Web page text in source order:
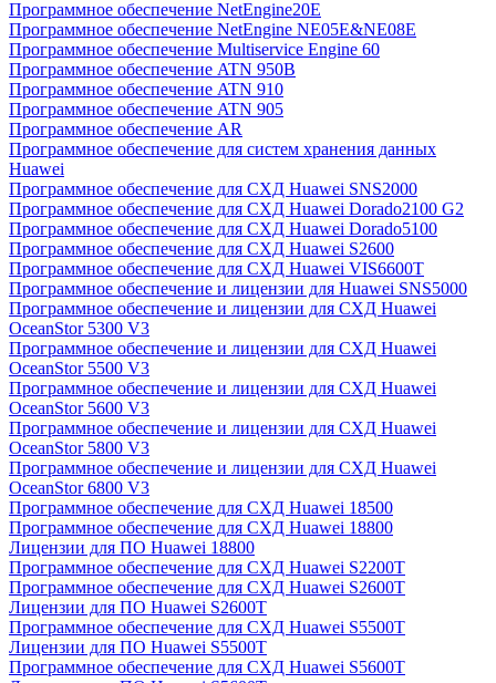
Программное обеспечение NetEngine20E
Программное обеспечение NetEngine NE05E&NE08E
Программное обеспечение Multiservice Engine 60
Программное обеспечение ATN 950B
Программное обеспечение ATN 910
Программное обеспечение ATN 905
Программное обеспечение AR
Программное обеспечение для систем хранения данных
Huawei
Программное обеспечение для СХД Huawei SNS2000
Программное обеспечение для СХД Huawei Dorado2100 G2
Программное обеспечение для СХД Huawei Dorado5100
Программное обеспечение для СХД Huawei S2600
Программное обеспечение для СХД Huawei VIS6600T
Программное обеспечение и лицензии для Huawei SNS5000
Программное обеспечение и лицензии для СХД Huawei
OceanStor 5300 V3
Программное обеспечение и лицензии для СХД Huawei
OceanStor 5500 V3
Программное обеспечение и лицензии для СХД Huawei
OceanStor 5600 V3
Программное обеспечение и лицензии для СХД Huawei
OceanStor 5800 V3
Программное обеспечение и лицензии для СХД Huawei
OceanStor 6800 V3
Программное обеспечение для СХД Huawei 18500
Программное обеспечение для СХД Huawei 18800
Лицензии для ПО Huawei 18800
Программное обеспечение для СХД Huawei S2200T
Программное обеспечение для СХД Huawei S2600T
Лицензии для ПО Huawei S2600T
Программное обеспечение для СХД Huawei S5500T
Лицензии для ПО Huawei S5500T
Программное обеспечение для СХД Huawei S5600T